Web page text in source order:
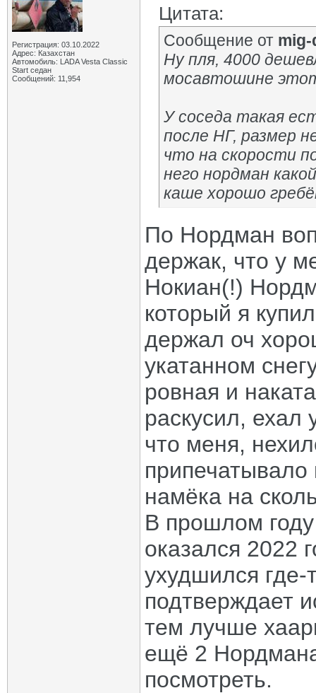
Регистрация: 03.10.2022
Адрес: Казахстан
Автомобиль: LADA Vesta Classic
Start седан
Сообщений: 11,954
Цитата:
Сообщение от
Ну пля, 4000
мосавтошине
У соседа такая
после НГ, размер
что на скорости
него нордман
каше хорошо
По Нордман
держак, что у
Нокиан(!)
который я
держал оч
укатанном
ровная и
раскусил,
что меня,
намёка на
В прошлом
оказался 2022
ухудшился где-
подтверждает
тем лучше
ещё 2
посмотреть.